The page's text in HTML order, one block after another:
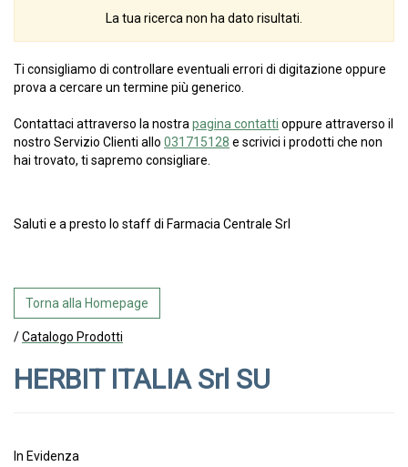
La tua ricerca non ha dato risultati.
Ti consigliamo di controllare eventuali errori di digitazione oppure
prova a cercare un termine più generico.
Contattaci attraverso la nostra pagina contatti oppure attraverso il
nostro Servizio Clienti allo 031715128 e scrivici i prodotti che non
hai trovato, ti sapremo consigliare.
Saluti e a presto lo staff di Farmacia Centrale Srl
Torna alla Homepage
/Catalogo Prodotti
HERBIT ITALIA Srl SU
In Evidenza